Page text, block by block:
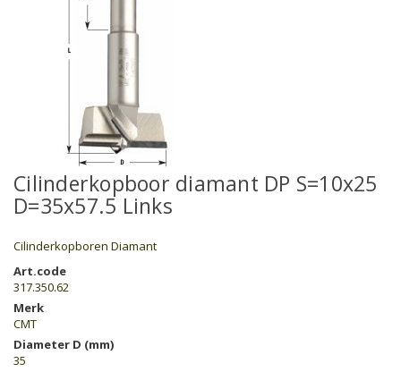
Cilinderkopboor diamant DP S=10x25
D=35x57.5 Links
Cilinderkopboren Diamant
Art.code
317.350.62
Merk
CMT
Diameter D (mm)
35